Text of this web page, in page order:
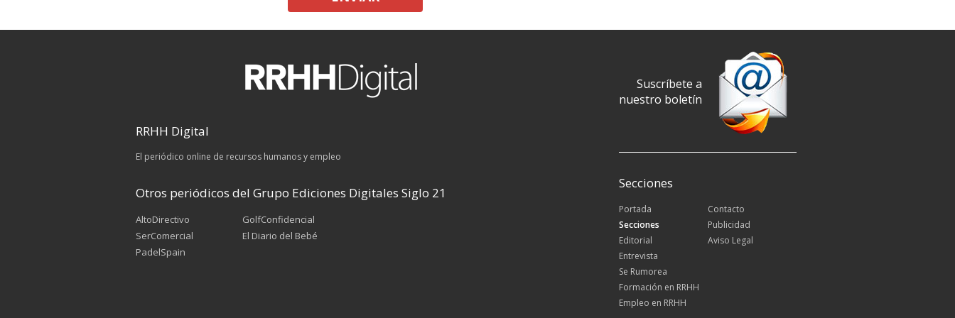
RRHH Digital
El periódico online de recursos humanos y empleo
Otros periódicos del Grupo Ediciones Digitales Siglo 21
AltoDirectivo
SerComercial
PadelSpain
GolfConfidencial
El Diario del Bebé
Suscríbete a
nuestro boletín
Secciones
Portada
Secciones
Editorial
Entrevista
Se Rumorea
Formación en RRHH
Empleo en RRHH
Contacto
Publicidad
Aviso Legal